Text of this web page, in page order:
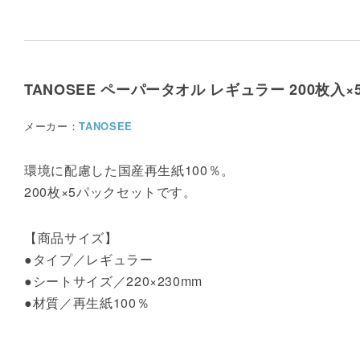
TANOSEE ペーパータオル レギュラー 200枚入
メーカー：TANOSEE
環境に配慮した国産再生紙100％。
200枚×5パックセットです。
【商品サイズ】
●タイプ／レギュラー
●シートサイズ／220×230mm
●材質／再生紙100％